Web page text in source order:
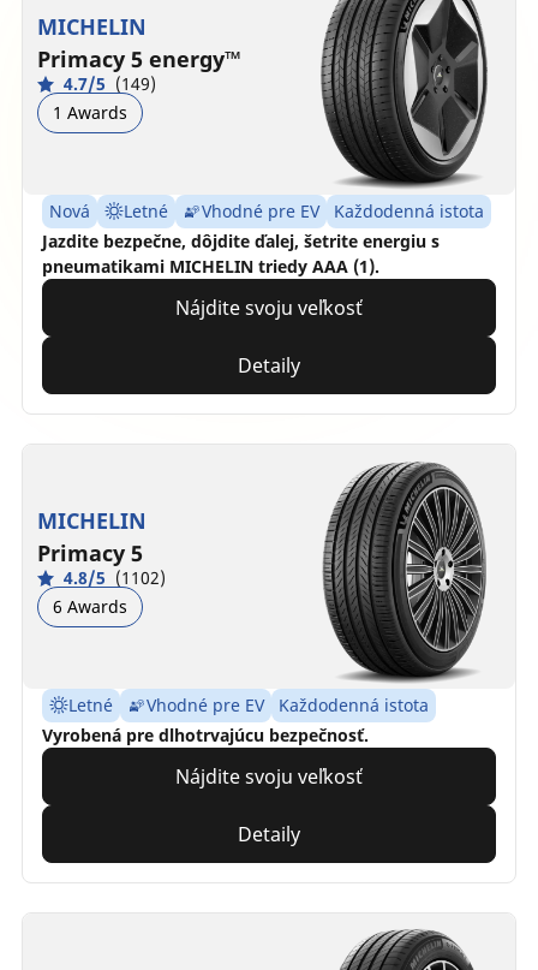
MICHELIN
Primacy 5 energy™
4.7/5 (149)
1 Awards
Nová Letné Vhodné pre EV
Každodenná istota
Jazdite bezpečne, dôjdite ďalej, šetrite energiu s
pneumatikami MICHELIN triedy AAA (1).
Nájdite svoju veľkosť
Detaily
MICHELIN
Primacy 5
4.8/5 (1102)
6 Awards
Letné Vhodné pre EV
Každodenná istota
Vyrobená pre dlhotrvajúcu bezpečnosť.
Nájdite svoju veľkosť
Detaily